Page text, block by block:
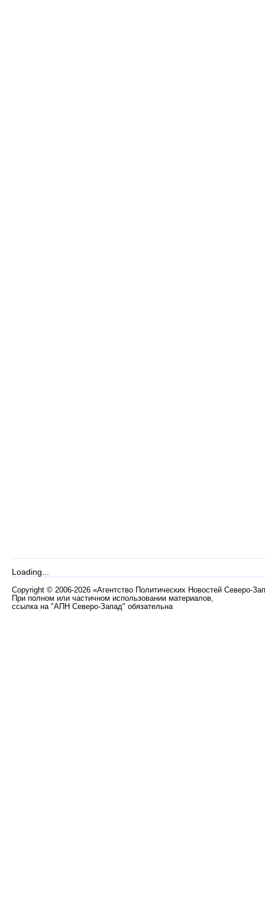
Loading...
Copyright © 2006-2026 «Агентство Политических Новостей Северо-
При полном или частичном использовании материалов,
ссылка на "АПН Северо-Запад" обязательна